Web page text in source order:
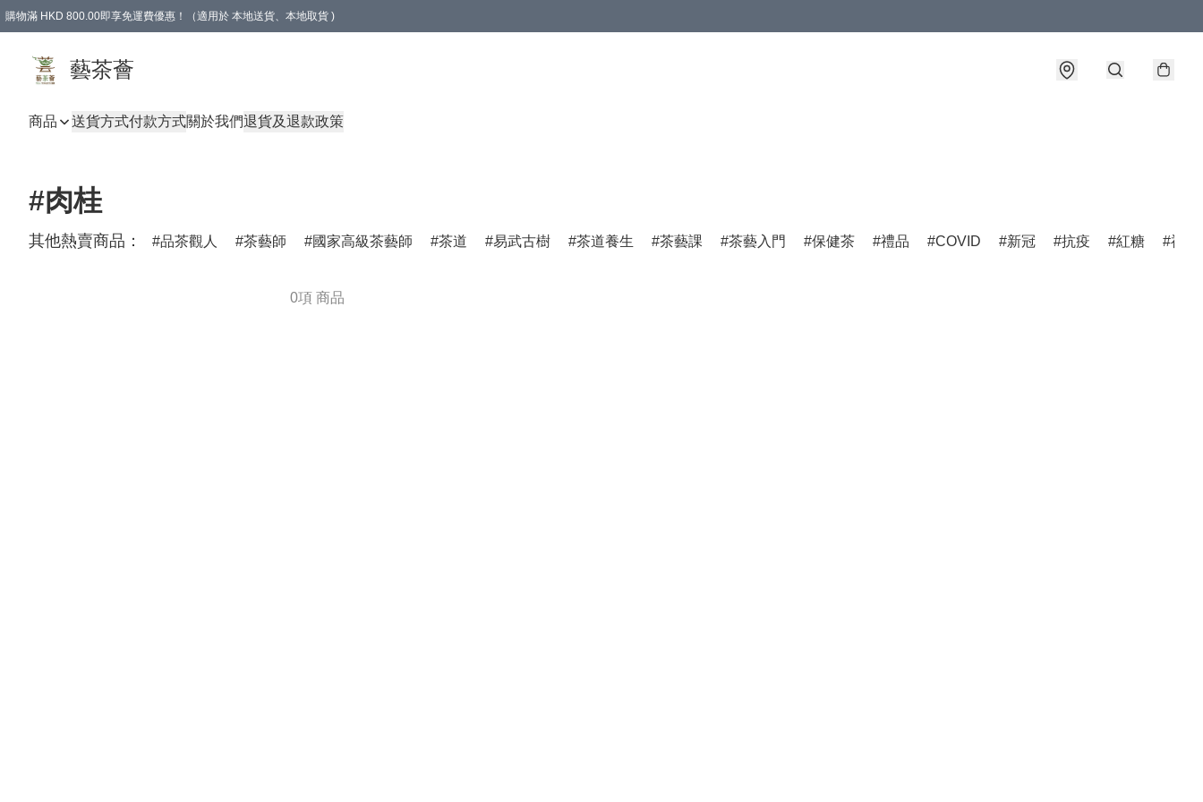
購物滿 HKD 800.00即享免運費優惠！（適用於 本地送貨、本地取貨 )
藝茶薈
商品 送貨方式付款方式關於我們退貨及退款政策
#肉桂
其他熱賣商品： 品茶觀人 茶藝師 國家高級茶藝師 茶道 易武古樹 茶道養生 茶藝課 茶藝入門 保健茶 禮品 COVID 新冠 抗疫 紅糖 福建
0項 商品